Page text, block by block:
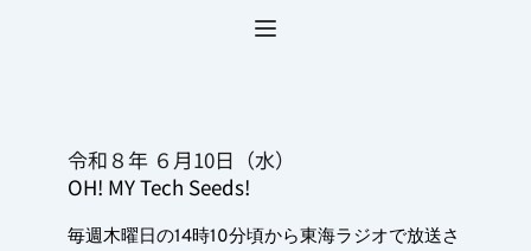
令和８年 ６月10日（水）
OH! MY Tech Seeds!
毎週木曜日の14時10分頃から東海ラジオで放送さ